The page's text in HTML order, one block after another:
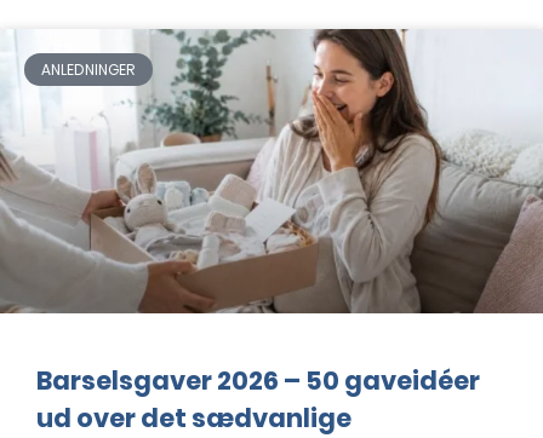
ANLEDNINGER
Barselsgaver 2026 – 50 gaveidéer
ud over det sædvanlige